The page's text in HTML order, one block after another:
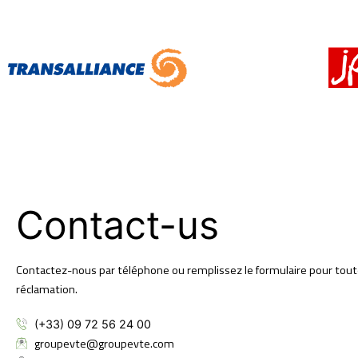
Contact-us
Contactez-nous par téléphone ou remplissez le formulaire pour
réclamation.
(+33) 09 72 56 24 00
groupevte@groupevte.com